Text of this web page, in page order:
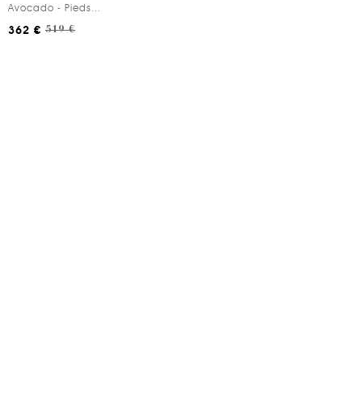
Avocado - Pieds...
362 € 519 €